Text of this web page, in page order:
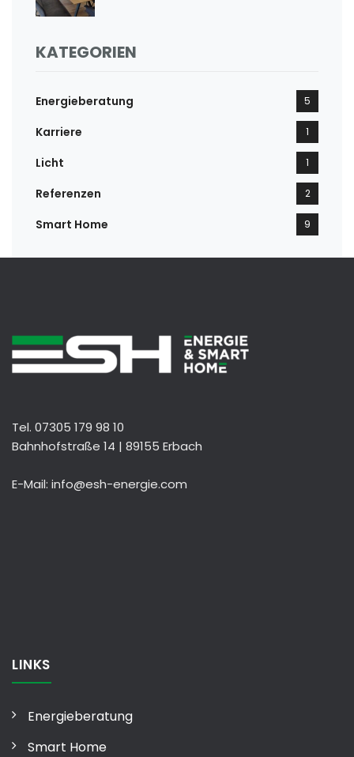
KATEGORIEN
Energieberatung 5
Karriere 1
Licht 1
Referenzen 2
Smart Home 9
Tel. 07305 179 98 10
Bahnhofstraße 14 | 89155 Erbach
E-Mail: info@esh-energie.com
LINKS
Energieberatung
Smart Home